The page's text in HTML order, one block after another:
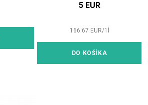
5 EUR
166.67 EUR/1
DO KOŠÍKA